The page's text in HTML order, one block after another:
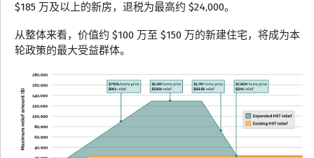
$185 万及以上的新房，退税为最高约 $24,000。
从整体来看，价值约 $100 万至 $150 万的新建住宅，将成为本
轮政策的最大受益群体。